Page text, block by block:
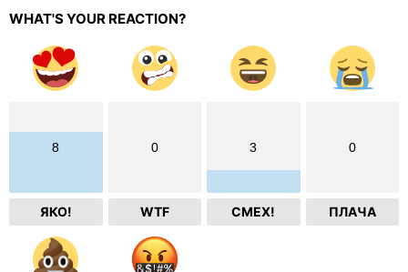
WHAT'S YOUR REACTION?
8
ЯКО!
0
WTF
3
СМЕХ!
0
ПЛАЧА